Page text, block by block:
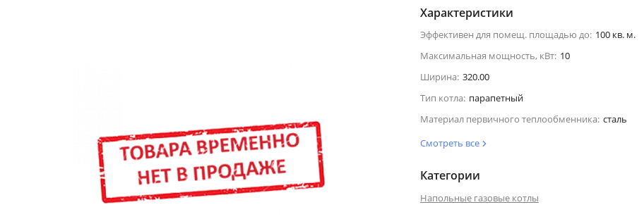
Характеристики
Эффективен для помещ. площадью до: 100 кв. м.
Максимальная мощность, кВт: 10
Ширина: 320.00
Тип котла: парапетный
Материал первичного теплообменника: сталь
Смотреть все
Категории
Напольные газовые котлы